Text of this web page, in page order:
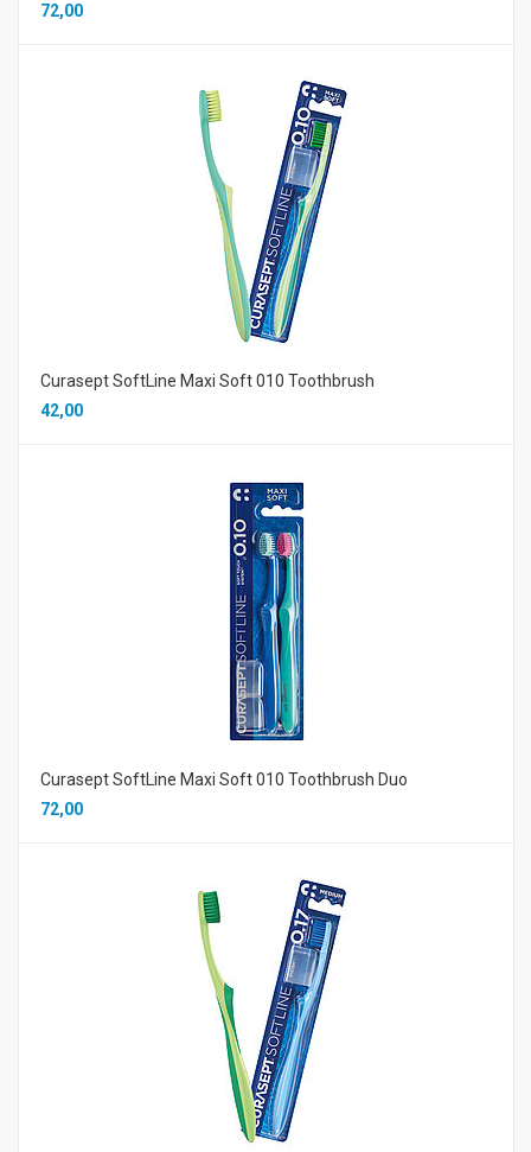
72,00
Curasept SoftLine Maxi Soft 010 Toothbrush
42,00
Curasept SoftLine Maxi Soft 010 Toothbrush Duo
72,00